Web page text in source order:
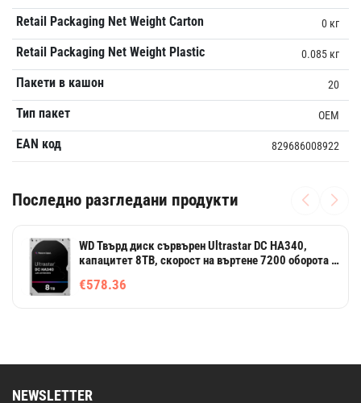
Retail Packaging Net Weight Carton 0 кг
Retail Packaging Net Weight Plastic 0.085 кг
Пакети в кашон 20
Тип пакет OEM
EAN код 829686008922
Последно разгледани продукти
WD Твърд диск сървърен Ultrastar DC HA340,
капацитет 8TB, скорост на въртене 7200 оборота в
€578.36
NEWSLETTER